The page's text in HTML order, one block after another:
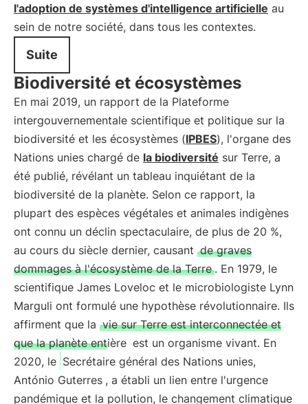
l'adoption de systèmes d'intelligence artificielle au
sein de notre société, dans tous les contextes.
Suite
Biodiversité et écosystèmes
En mai 2019, un rapport de la Plateforme
intergouvernementale scientifique et politique sur la
biodiversité et les écosystèmes (IPBES), l'organe des
Nations unies chargé de la biodiversité sur Terre, a
été publié, révélant un tableau inquiétant de la
biodiversité de la planète. Selon ce rapport, la
plupart des espèces végétales et animales indigènes
ont connu un déclin spectaculaire, de plus de 20 %,
au cours du siècle dernier, causant de graves
dommages à l'écosystème de la Terre . En 1979, le
scientifique James Loveloc et le microbiologiste Lynn
Marguli ont formulé une hypothèse révolutionnaire. Ils
affirment que la vie sur Terre est interconnectée et
que la planète entière est un organisme vivant. En
2020, le Secrétaire général des Nations unies,
António Guterres , a établi un lien entre l'urgence
pandémique et la pollution, le changement climatique